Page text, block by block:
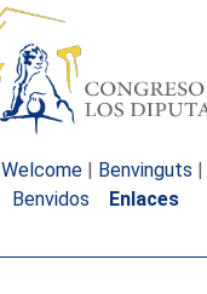
Welcome | Benvinguts |
Benvidos
Enlaces